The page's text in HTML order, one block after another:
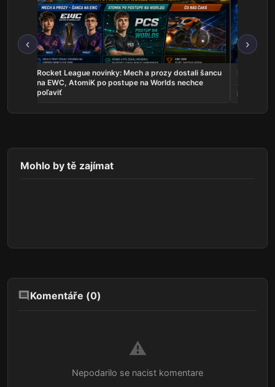
‹
Rocket League novinky: Mech a prozy dostali šancu
na EWC, AtomiK po postupe na Worlds nechce
poľaviť
Najnovšie
zahrá o
predstavil
›
Mohlo by tě zajímat
Komentáře (0)
⚠️
Nepodarilo se nacist komentare